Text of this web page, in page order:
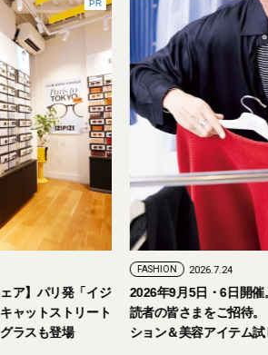
れな大人のアイウェア】パリ発「イジ
国内初の旗艦店をキャットストリート
ン。日本限定サングラスも登場
2026
読者
ショ